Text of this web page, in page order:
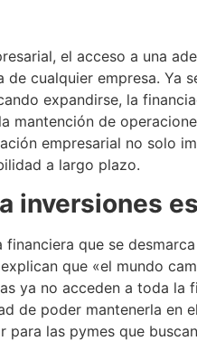
el acceso a una
cualquier empresa. Ya
expandirse, la
mantención de
empresarial no solo
a largo plazo.
inversiones
financiera que se
que «el mundo
ya no acceden a toda la
de poder mantenerla en
para las pymes que